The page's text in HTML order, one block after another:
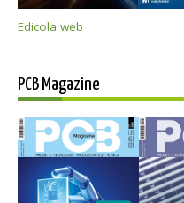
Edicola web
PCB Magazine